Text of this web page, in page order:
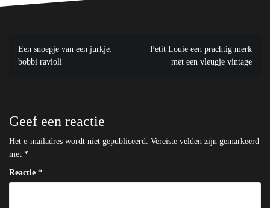
Bericht
navigatie
Een snoepje van een jurkje:
bobbi ravioli
Petit Louie een prachtig merk
met een vleugje vintage
Geef een reactie
Het e-mailadres wordt niet gepubliceerd.
Vereiste velden zijn gemarkeerd
met *
Reactie *